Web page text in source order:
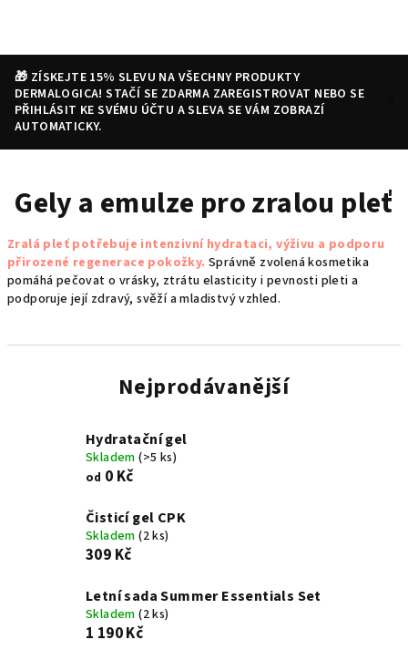
🎁 ZÍSKEJTE 15% SLEVU NA VŠECHNY PRODUKTY
DERMALOGICA! STAČÍ SE ZDARMA ZAREGISTROVAT NEBO SE
PŘIHLÁSIT KE SVÉMU ÚČTU A SLEVA SE VÁM ZOBRAZÍ
AUTOMATICKY.
HledatPřihlášeníNákupní
košík
Gely a emulze pro zralou pleť
Zralá pleť potřebuje intenzivní hydrataci, výživu a podporu
přirozené regenerace pokožky. Správně zvolená kosmetika
pomáhá pečovat o vrásky, ztrátu elasticity i pevnosti pleti a
podporuje její zdravý, svěží a mladistvý vzhled.
Nejprodávanější
Hydratační gel
Skladem(>5 ks)
od 0 Kč
Čisticí gel CPK
Skladem(2 ks)
309 Kč
Letní sada Summer Essentials Set
Skladem(2 ks)
1 190 Kč